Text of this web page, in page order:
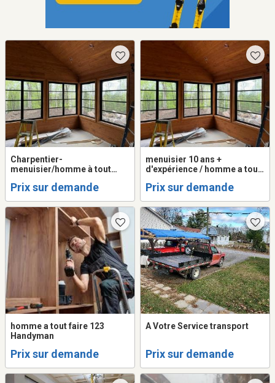
Charpentier-
menuisier/homme à tout
Prix sur demande
menuisier 10 ans +
d'expérience / homme a tout
Prix sur demande
homme a tout faire 123
Handyman
Prix sur demande
A Votre Service transport
Prix sur demande